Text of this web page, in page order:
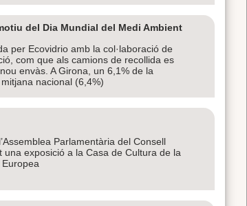
del Dia Mundial del Medi Ambient
per Ecovidrio amb la col·laboració de
com que als camions de recollida es
envàs. A Girona, un 6,1% de la
nacional (6,4%)
Parlamentària del Consell
una exposició a la Casa de Cultura de la